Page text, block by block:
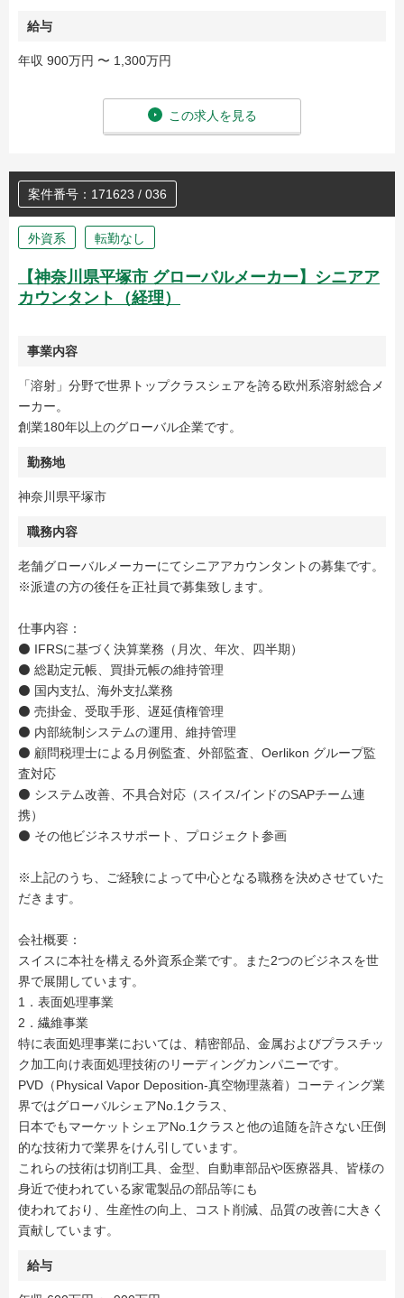
給与
年収 900万円 〜 1,300万円
この求人を見る
案件番号：171623 / 036
外資系 転勤なし
【神奈川県平塚市 グローバルメーカー】シニアア
カウンタント（経理）
事業内容
「溶射」分野で世界トップクラスシェアを誇る欧州系溶射総合メ
ーカー。
創業180年以上のグローバル企業です。
勤務地
神奈川県平塚市
職務内容
老舗グローバルメーカーにてシニアアカウンタントの募集です。
※派遣の方の後任を正社員で募集致します。
仕事内容：
⚫ IFRSに基づく決算業務（月次、年次、四半期）
⚫ 総勘定元帳、買掛元帳の維持管理
⚫ 国内支払、海外支払業務
⚫ 売掛金、受取手形、遅延債権管理
⚫ 内部統制システムの運用、維持管理
⚫ 顧問税理士による月例監査、外部監査、Oerlikon グループ監
査対応
⚫ システム改善、不具合対応（スイス/インドのSAPチーム連
携）
⚫ その他ビジネスサポート、プロジェクト参画
※上記のうち、ご経験によって中心となる職務を決めさせていた
だきます。
会社概要：
スイスに本社を構える外資系企業です。また2つのビジネスを世
界で展開しています。
1．表面処理事業
2．繊維事業
特に表面処理事業においては、精密部品、金属およびプラスチッ
ク加工向け表面処理技術のリーディングカンパニーです。
PVD（Physical Vapor Deposition-真空物理蒸着）コーティング業
界ではグローバルシェアNo.1クラス、
日本でもマーケットシェアNo.1クラスと他の追随を許さない圧倒
的な技術力で業界をけん引しています。
これらの技術は切削工具、金型、自動車部品や医療器具、皆様の
身近で使われている家電製品の部品等にも
使われており、生産性の向上、コスト削減、品質の改善に大きく
貢献しています。
給与